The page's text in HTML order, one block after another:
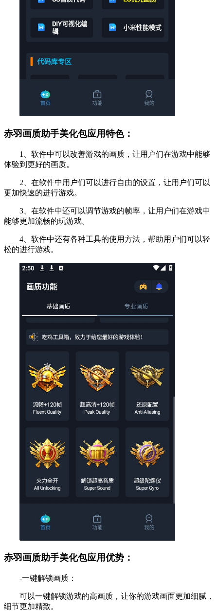
赤羽画质助手美化包应用特色：
1、软件中可以改善游戏的画质，让用户们在游戏中能够
体验到更好的画质。
2、在软件中用户们可以进行自由的设置，让用户们可以
更加快速的进行游戏。
3、在软件中还可以调节游戏的帧率，让用户们在游戏中
能够更加流畅的玩游戏。
4、软件中还有各种工具的使用方法，帮助用户们可以轻
松的进行游戏。
赤羽画质助手美化包应用优势：
-一键解锁画质：
可以一键解锁游戏的高画质，让你的游戏画面更加细腻，
细节更加精致。